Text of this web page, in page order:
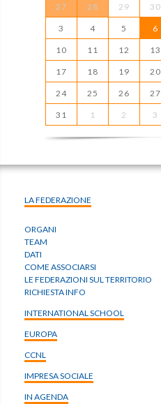
27 28 29 30
3 4 5 6
10 11 12 13
17 18 19 20
24 25 26 27
31 1 2 3
LA FEDERAZIONE
ORGANI
TEAM
DATI
COME ASSOCIARSI
LE FEDERAZIONI SUL TERRITORIO
RICHIESTA INFO
INTERNATIONAL SCHOOL
EUROPA
CCNL
IMPRESA SOCIALE
IN AGENDA